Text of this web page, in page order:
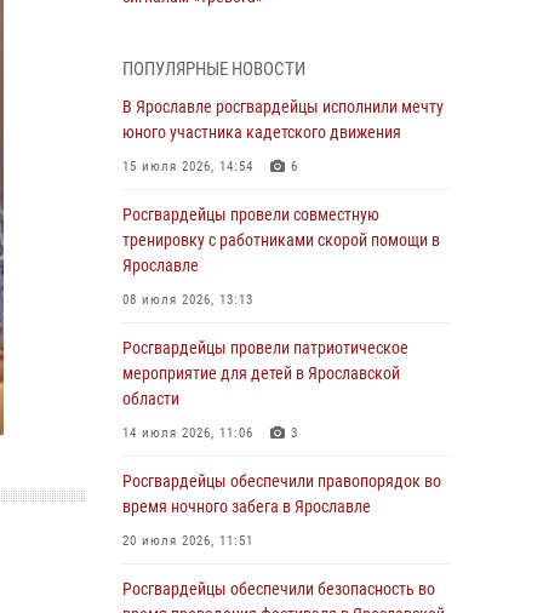
Росгвардейцы оказали помощь беременной
женщине во время празднования Дня ВДВ в
Ярославле
03 августа 2026, 06:20
За период с 20 июля по 26 июля 2026 года
Ярославские Росгвардейцы изъяли 41
единицу гражданского оружия в связи с
В региональном управлении Росгвардии
состоялся молебен, приуроченный к
празднику Крещения Руси
Ярославские росгвардейцы за прошедшую
27 июля 2026, 08:59
ПОПУЛЯРНЫЕ НОВОСТИ
В Ярославле росгвардейцы исполнили мечту
юного участника кадетского движения
15 июля 2026, 14:54 6
Росгвардейцы провели совместную
тренировку с работниками скорой помощи в
Ярославле
08 июля 2026, 13:13
Росгвардейцы провели патриотическое
мероприятие для детей в Ярославской
области
14 июля 2026, 11:06 3
Росгвардейцы обеспечили правопорядок во
время ночного забега в Ярославле
20 июля 2026, 11:51
Росгвардейцы обеспечили безопасность во